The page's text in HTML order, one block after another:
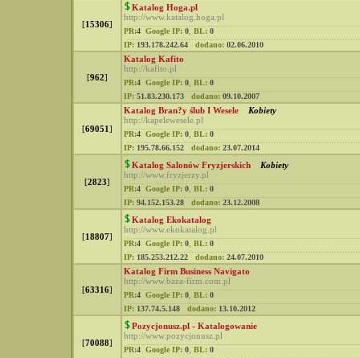
[15306]
Katalog Hoga.pl
http://www.katalog.hoga.pl
PR:4 Google IP: 0 BL: 0
IP: 193.178.242.64 dodano: 02.06.2010
[962]
Katalog Kafito
http://kafito.pl
PR:4 Google IP: 0 BL: 0
IP: 51.83.230.173 dodano: 09.10.2007
[69051]
Katalog Bran?y ślub I Wesele
Kobiety
http://kapelewesele.pl
PR:4 Google IP: 0 BL: 0
IP: 195.78.66.152 dodano: 23.07.2014
[2823]
Katalog Salonów Fryzjerskich
Kobiety
http://www.fryzjerzy.pl
PR:4 Google IP: 0 BL: 0
IP: 94.152.153.28 dodano: 23.12.2008
[18807]
Katalog Ekokatalog
http://www.ekokatalog.pl
PR:4 Google IP: 0 BL: 0
IP: 185.253.212.22 dodano: 24.07.2010
[63316]
Katalog Firm Business Navigato
http://www.baza-firm.com.pl
PR:4 Google IP: 0 BL: 0
IP: 137.74.5.148 dodano: 13.10.2012
[70088]
Pozycjonusz.pl - Katalogowanie
http://www.pozycjonusz.pl
PR:4 Google IP: 0 BL: 0